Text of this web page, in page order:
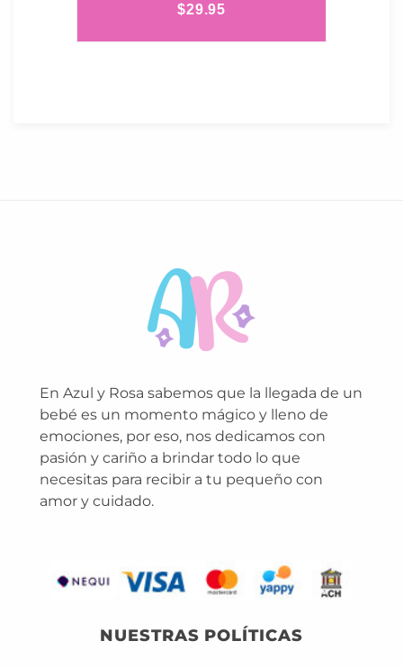
$29.95
En Azul y Rosa sabemos que la llegada de un
bebé es un momento mágico y lleno de
emociones, por eso, nos dedicamos con
pasión y cariño a brindar todo lo que
necesitas para recibir a tu pequeño con
amor y cuidado.
NUESTRAS POLÍTICAS